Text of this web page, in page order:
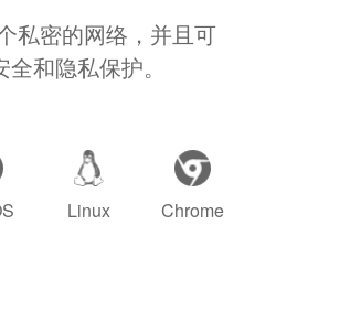
私密的网络，并且可
和隐私保护。
Linux Chrome